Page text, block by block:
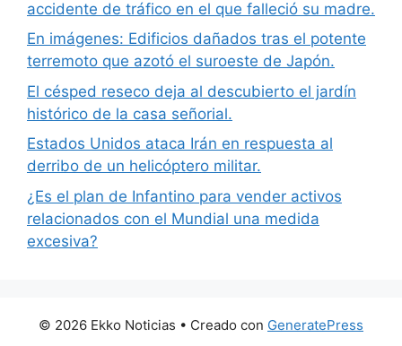
accidente de tráfico en el que falleció su madre.
En imágenes: Edificios dañados tras el potente
terremoto que azotó el suroeste de Japón.
El césped reseco deja al descubierto el jardín
histórico de la casa señorial.
Estados Unidos ataca Irán en respuesta al
derribo de un helicóptero militar.
¿Es el plan de Infantino para vender activos
relacionados con el Mundial una medida
excesiva?
© 2026 Ekko Noticias • Creado con GeneratePress